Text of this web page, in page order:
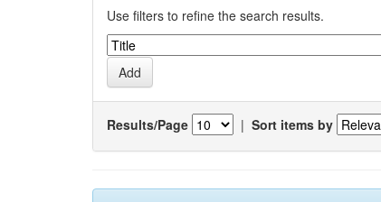
Use filters to refine the search results.
Results/Page | Sort items by